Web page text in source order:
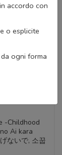
accordo con
o esplicite
ogni forma
-Childhood
Ai kara
ないで, 소꿉